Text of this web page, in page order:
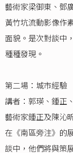
藝術家梁御東、鄧
黃竹坑流動影像作
面貌。是次對談中
種種發現。
第二場：城市經驗
講者：郭瑛、鍾正
藝術家鍾正及陳沁
在《南區旁注》的
談中，他們將與策